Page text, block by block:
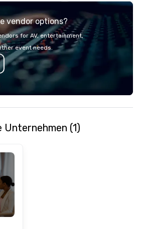
vendor options?
for AV, entertainment,
event needs.
Unternehmen (1)